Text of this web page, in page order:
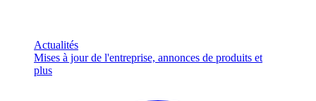
Actualités
Mises à jour de l'entreprise, annonces de produits et
plus